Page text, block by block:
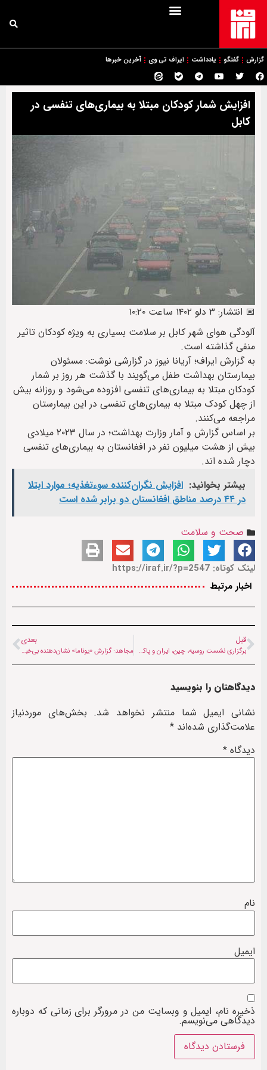
گزارش گفتگو یادداشت ایراف تی وی آخرین خبرها
افزایش شمار کودکان مبتلا به بیماری‌های تنفسی در
کابل
📅 انتشار: ۳ دلو ۱۴۰۲ ساعت ۱۰:۲۰
آلودگی هوای شهر کابل بر سلامت بسیاری به ویژه کودکان تاثیر
منفی گذاشته است.
به گزارش ایراف؛ آریانا نیوز در گزارشی نوشت: مسئولان
بیمارستان بهداشت طفل می‌گویند با گذشت هر روز بر شمار
کودکان مبتلا به بیماری‌های تنفسی افزوده می‌شود و روزانه بیش
از چهل کودک مبتلا به بیماری‌های تنفسی در این بیمارستان
مراجعه می‌کنند.
بر اساس گزارش و آمار وزارت بهداشت؛ در سال ۲۰۲۳ میلادی
بیش از هشت میلیون نفر در افغانستان به بیماری‌های تنفسی
دچار شده اند.
بیشتر بخوانید: افزایش نگران‌کننده سوءتغذیه؛ موارد ابتلا
در ۴۴ درصد مناطق افغانستان دو برابر شده است
صحت و سلامت
لینک کوتاه: https://iraf.ir/?p=2547
اخبار مرتبط
قبل
برگزاری نشست روسیه، چین، ایران و پاکستان در مورد افغانستان با محوریت «دولت فراگیر»
بعدی
مجاهد: گزارش «یوناما» نشان‌دهنده بی‌خبری از احکام اسلامی و توهین به اعتقادات افغان‌ها است
دیدگاهتان را بنویسید
نشانی ایمیل شما منتشر نخواهد شد. بخش‌های موردنیاز
علامت‌گذاری شده‌اند *
دیدگاه *
نام
ایمیل
ذخیره نام، ایمیل و وبسایت من در مرورگر برای زمانی که دوباره
دیدگاهی می‌نویسم.